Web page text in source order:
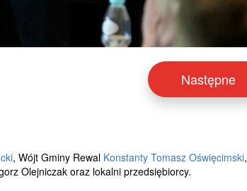
Następne
, Wójt Gminy Rewal Konstanty Tomasz Oświęcimski,
Olejniczak oraz lokalni przedsiębiorcy.